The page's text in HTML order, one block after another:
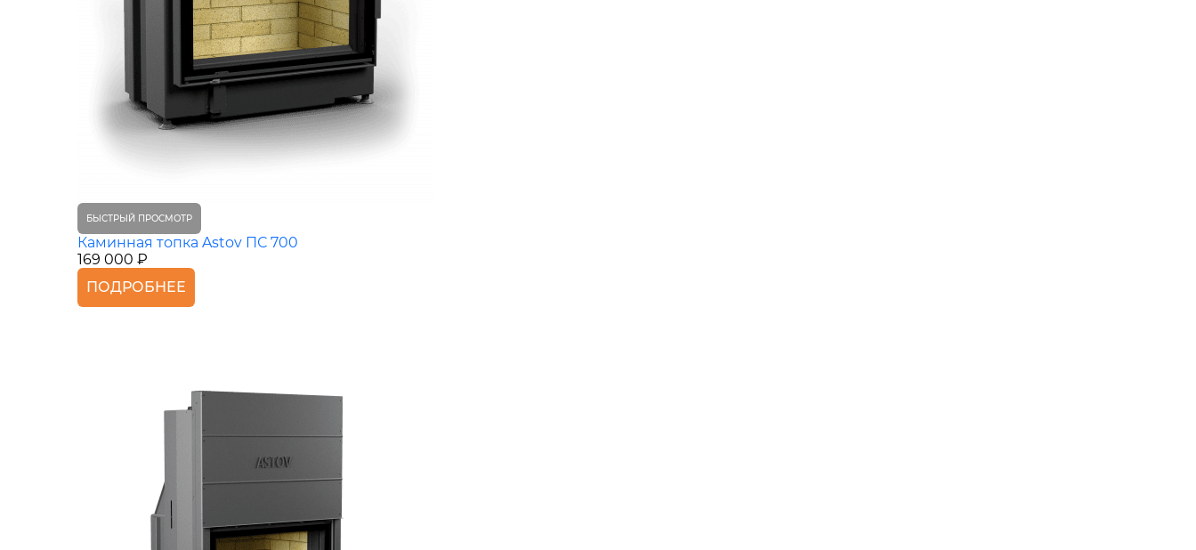
БЫСТРЫЙ ПРОСМОТР
Каминная топка Astov ПС 700
169 000 ₽
ПОДРОБНЕЕ